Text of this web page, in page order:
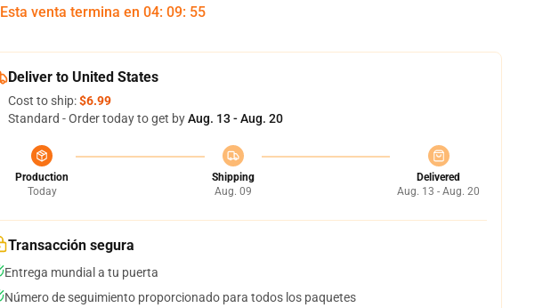
Esta venta termina en 04: 09: 54
Deliver to United States
Cost to ship:$6.99
Standard - Order today to get byAug. 13 - Aug. 20
Production
Today
Shipping
Aug. 09
Delivered
Aug. 13 - Aug. 20
Transacción segura
Entrega mundial a tu puerta
Número de seguimiento proporcionado para todos los paquetes